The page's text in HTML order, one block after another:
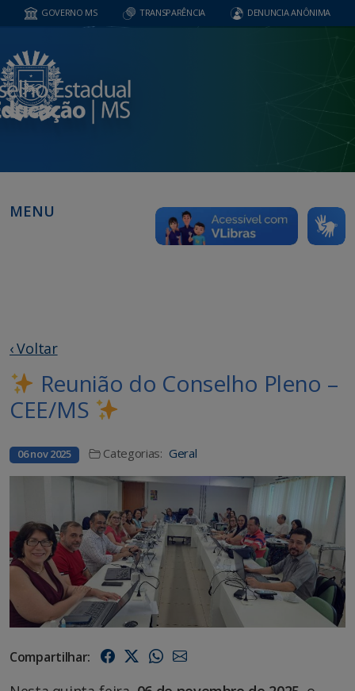
GOVERNO MS TRANSPARÊNCIA DENUNCIA ANÔNIMA
MENU
‹ Voltar
Reunião do Conselho Pleno –
CEE/MS
06 nov 2025 Categorias: Geral
Compartilhar: